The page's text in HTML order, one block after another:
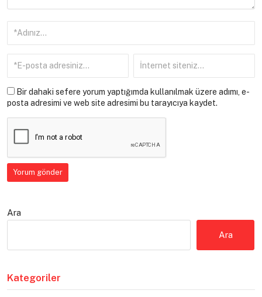
Bir dahaki sefere yorum yaptığımda kullanılmak üzere adımı, e-
posta adresimi ve web site adresimi bu tarayıcıya kaydet.
Ara
Ara
Kategoriler